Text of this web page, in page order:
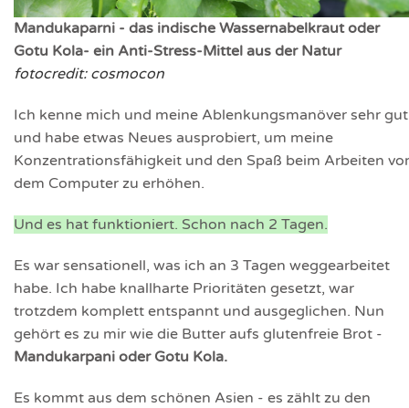
Mandukaparni - das indische Wassernabelkraut oder
Gotu Kola- ein Anti-Stress-Mittel aus der Natur
fotocredit: cosmocon
Ich kenne mich und meine Ablenkungsmanöver sehr gut
und habe etwas Neues ausprobiert, um meine
Konzentrationsfähigkeit und den Spaß beim Arbeiten vor
dem Computer zu erhöhen.
Und es hat funktioniert. Schon nach 2 Tagen.
Es war sensationell, was ich an 3 Tagen weggearbeitet
habe. Ich habe knallharte Prioritäten gesetzt, war
trotzdem komplett entspannt und ausgeglichen. Nun
gehört es zu mir wie die Butter aufs glutenfreie Brot -
Mandukarpani oder Gotu Kola.
Es kommt aus dem schönen Asien - es zählt zu den